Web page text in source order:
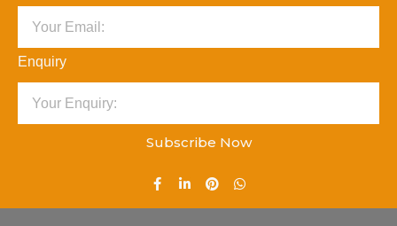
Enquiry
Subscribe Now